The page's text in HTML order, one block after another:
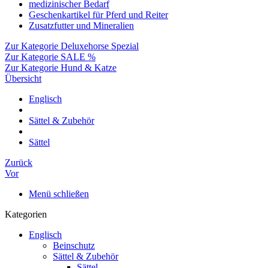
medizinischer Bedarf
Geschenkartikel für Pferd und Reiter
Zusatzfutter und Mineralien
Zur Kategorie Deluxehorse Spezial
Zur Kategorie SALE %
Zur Kategorie Hund & Katze
Übersicht
Englisch
Sättel & Zubehör
Sättel
Zurück
Vor
Menü schließen
Kategorien
Englisch
Beinschutz
Sättel & Zubehör